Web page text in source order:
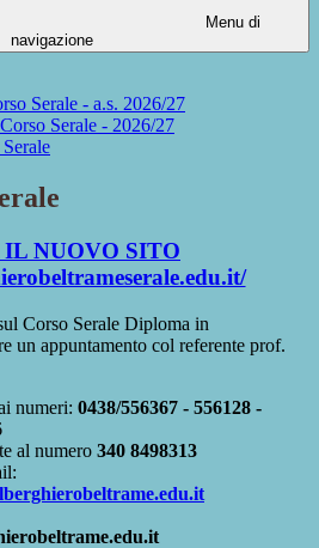
Menu di
navigazione
Serale - a.s. 2026/27
Serale - 2026/27
NUOVO SITO
Corso Serale Diploma in
un appuntamento col referente prof.
numeri: 0438/556367 - 556128 -
al numero 340 8498313